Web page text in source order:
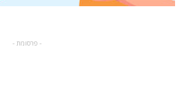
- פרסומת -